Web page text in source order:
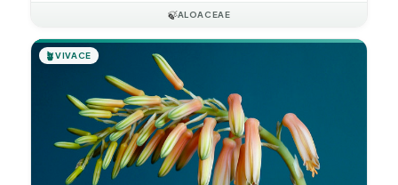
🍃ALOACEAE
🪴VIVACE